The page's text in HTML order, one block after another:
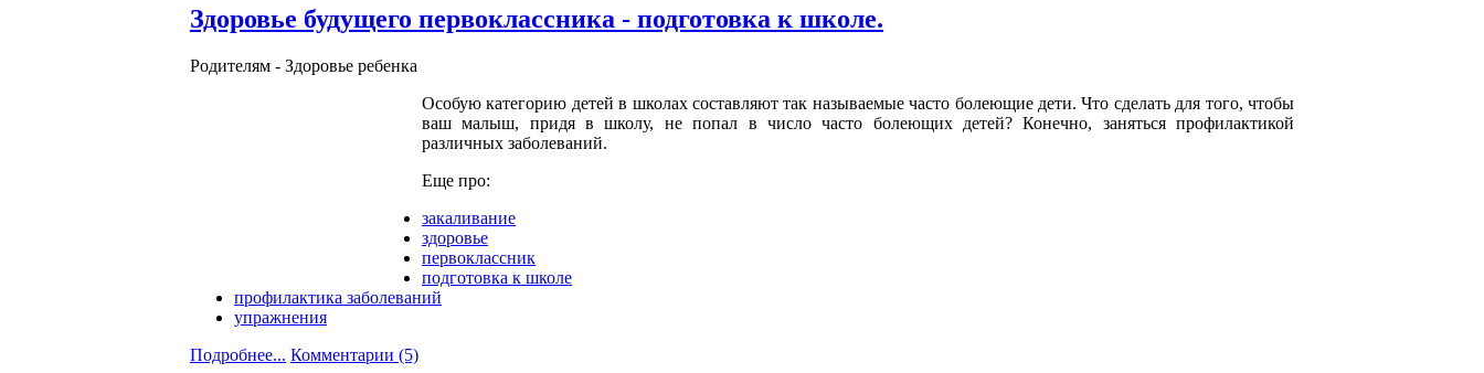
Здоровье будущего первоклассника - подготовка к школе.
Родителям - Здоровье ребенка
Особую категорию детей в школах составляют так называемые часто болеющие дети. Что сделать для того, чтобы
ваш малыш, придя в школу, не попал в число часто болеющих детей? Конечно, заняться профилактикой
различных заболеваний.
Еще про:
закаливание
здоровье
первоклассник
подготовка к школе
профилактика заболеваний
упражнения
Подробнее... Комментарии (5)